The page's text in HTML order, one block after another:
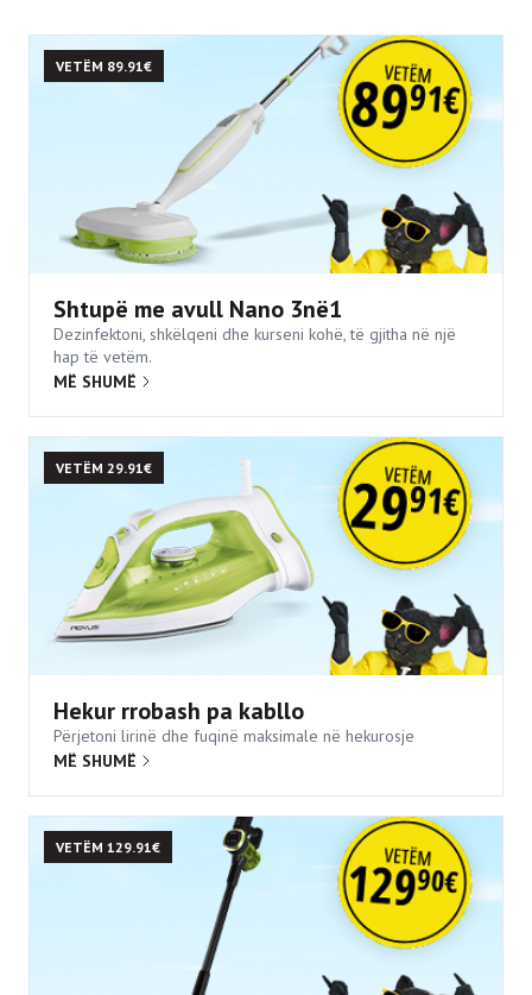
VETËM 89.91€
Shtupë me avull Nano 3në1
Dezinfektoni, shkëlqeni dhe kurseni kohë, të gjitha në një
hap të vetëm.
MË SHUMË
VETËM 29.91€
Hekur rrobash pa kabllo
Përjetoni lirinë dhe fuqinë maksimale në hekurosje
MË SHUMË
VETËM 129.91€